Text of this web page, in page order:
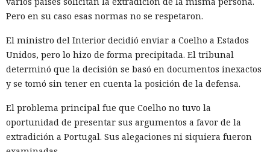
Pero en su caso esas normas no se respetaron.
El ministro del Interior decidió enviar a Coelho a Estados
Unidos, pero lo hizo de forma precipitada. El tribunal
determinó que la decisión se basó en documentos inexactos
y se tomó sin tener en cuenta la posición de la defensa.
El problema principal fue que Coelho no tuvo la
oportunidad de presentar sus argumentos a favor de la
extradición a Portugal. Sus alegaciones ni siquiera fueron